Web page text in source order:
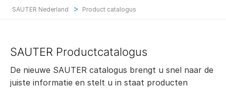
SAUTER Nederland > Product catalogus
SAUTER Productcatalogus
De nieuwe SAUTER catalogus brengt u snel naar de
juiste informatie en stelt u in staat producten